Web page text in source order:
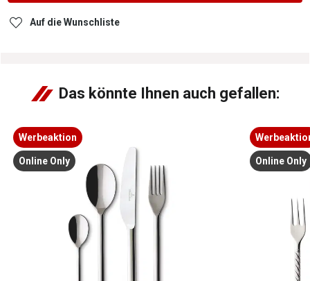
Auf die Wunschliste
Das könnte Ihnen auch gefallen:
Werbeaktion
Online Only Online Only